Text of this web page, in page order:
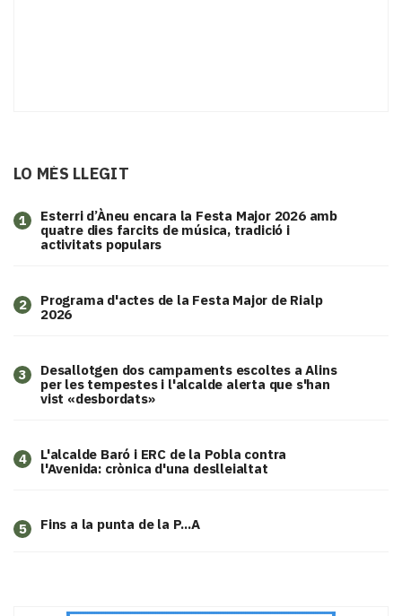
LO MÉS LLEGIT
1
Esterri d’Àneu encara la Festa Major 2026 amb
quatre dies farcits de música, tradició i
activitats populars
2
Programa d'actes de la Festa Major de Rialp
2026
3
​Desallotgen dos campaments escoltes a Alins
per les tempestes i l'alcalde alerta que s'han
vist «desbordats»
4
L'alcalde Baró i ERC de la Pobla contra
l'Avenida: crònica d'una deslleialtat
5 Fins a la punta de la P...A